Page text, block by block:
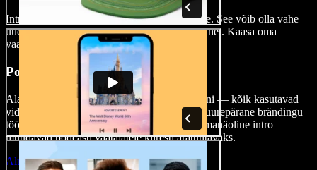
Intro videod sobivad igale turunduseesmärgile. See võib olla vahe
uue kliendi ja jälle vaatamata jäänud video vahel. Kaasa oma
vaatajad juba esimese sekundiga.
Podcastide videointe
Alates Joe Roganist kuni väikeste podcastideni — kõik kasutavad
videointrosid. See seab õige meeleolu ja on suurepärane brändingu
tööriist. Äravahetamiseni tuttav muusika ja omanäoline intro
muudavad podcasti vaatajatele kiiresti äratuntavaks.
Alusta